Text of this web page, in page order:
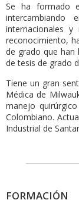
Se ha formado
intercambiando
internacionales
reconocimiento,
de grado que han
de tesis de grado
Tiene un gran
Médica de
manejo
Colombiano.
Industrial de
FORMACIÓN